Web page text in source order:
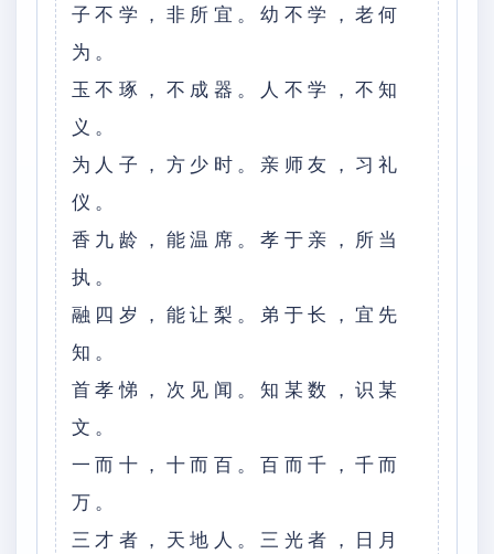
子不学，非所宜。幼不学，老何
为。
玉不琢，不成器。人不学，不知
义。
为人子，方少时。亲师友，习礼
仪。
香九龄，能温席。孝于亲，所当
执。
融四岁，能让梨。弟于长，宜先
知。
首孝悌，次见闻。知某数，识某
文。
一而十，十而百。百而千，千而
万。
三才者，天地人。三光者，日月